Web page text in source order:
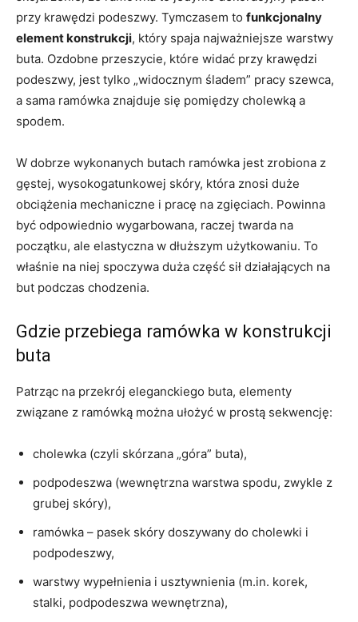
przy krawędzi podeszwy. Tymczasem to funkcjonalny
element konstrukcji, który spaja najważniejsze warstwy
buta. Ozdobne przeszycie, które widać przy krawędzi
podeszwy, jest tylko „widocznym śladem” pracy szewca,
a sama ramówka znajduje się pomiędzy cholewką a
spodem.
W dobrze wykonanych butach ramówka jest zrobiona z
gęstej, wysokogatunkowej skóry, która znosi duże
obciążenia mechaniczne i pracę na zgięciach. Powinna
być odpowiednio wygarbowana, raczej twarda na
początku, ale elastyczna w dłuższym użytkowaniu. To
właśnie na niej spoczywa duża część sił działających na
but podczas chodzenia.
Gdzie przebiega ramówka w konstrukcji
buta
Patrząc na przekrój eleganckiego buta, elementy
związane z ramówką można ułożyć w prostą sekwencję:
cholewka (czyli skórzana „góra” buta),
podpodeszwa (wewnętrzna warstwa spodu, zwykle z
grubej skóry),
ramówka – pasek skóry doszywany do cholewki i
podpodeszwy,
warstwy wypełnienia i usztywnienia (m.in. korek,
stalki, podpodeszwa wewnętrzna),